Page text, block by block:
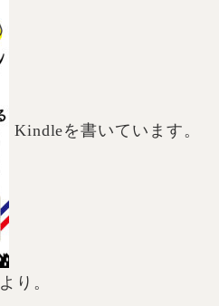
Kindleを書いています。
より。